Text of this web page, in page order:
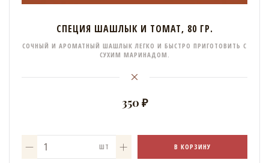
СПЕЦИЯ ШАШЛЫК И ТОМАТ, 80 ГР.
СОЧНЫЙ И АРОМАТНЫЙ ШАШЛЫК ЛЕГКО И БЫСТРО ПРИГОТОВИТЬ С
СУХИМ МАРИНАДОМ.
350 ₽
ШТ В КОРЗИНУ